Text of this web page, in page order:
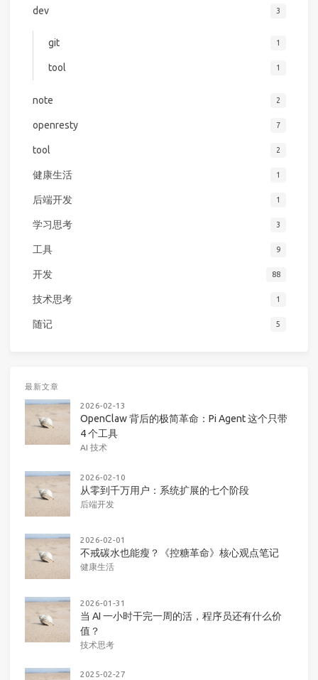
dev 3
git 1
tool 1
note 2
openresty 7
tool 2
健康生活 1
后端开发 1
学习思考 3
工具 9
开发 88
技术思考 1
随记 5
最新文章
2026-02-13
OpenClaw 背后的极简革命：Pi Agent 这个只带
4 个工具
AI 技术
2026-02-10
从零到千万用户：系统扩展的七个阶段
后端开发
2026-02-01
不戒碳水也能瘦？《控糖革命》核心观点笔记
健康生活
2026-01-31
当 AI 一小时干完一周的活，程序员还有什么价
值？
技术思考
2025-02-27